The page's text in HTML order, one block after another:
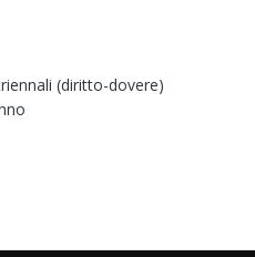
(diritto-dovere)